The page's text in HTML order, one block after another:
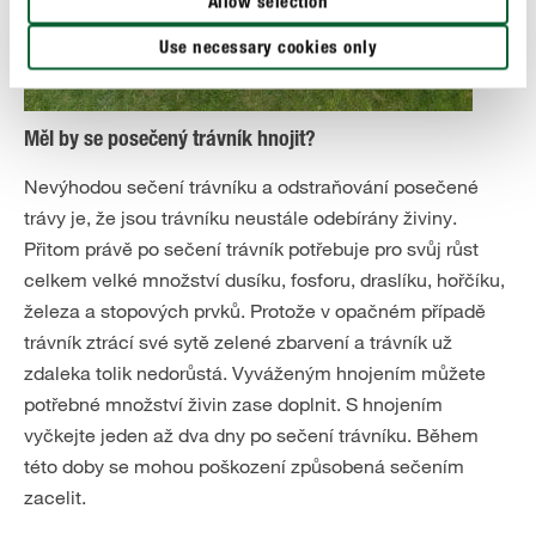
Allow selection
Use necessary cookies only
Měl by se posečený trávník hnojit?
Nevýhodou sečení trávníku a odstraňování posečené
trávy je, že jsou trávníku neustále odebírány živiny.
Přitom právě po sečení trávník potřebuje pro svůj růst
celkem velké množství dusíku, fosforu, draslíku, hořčíku,
železa a stopových prvků. Protože v opačném případě
trávník ztrácí své sytě zelené zbarvení a trávník už
zdaleka tolik nedorůstá. Vyváženým hnojením můžete
potřebné množství živin zase doplnit. S hnojením
vyčkejte jeden až dva dny po sečení trávníku. Během
této doby se mohou poškození způsobená sečením
zacelit.